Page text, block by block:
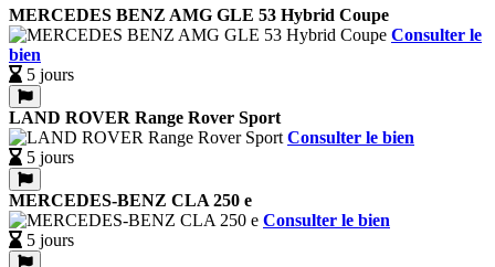
MERCEDES BENZ AMG GLE 53 Hybrid Coupe
Consulter le
bien
5 jours
LAND ROVER Range Rover Sport
Consulter le bien
5 jours
MERCEDES-BENZ CLA 250 e
Consulter le bien
5 jours